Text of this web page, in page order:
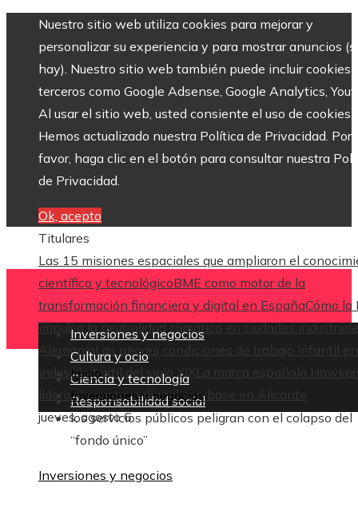
Nuestro sitio web utiliza cookies para mejorar y
personalizar su experiencia y para mostrar anuncios
hay). Nuestro sitio web también puede incluir cookies
terceros como Google Adsense, Google Analytics,
Al usar el sitio web, usted consiente el uso de cookies.
Hemos actualizado nuestra Política de Privacidad. Por
favor, haga clic en el botón para consultar nuestra
de Privacidad.
Ok, acepto
Titulares
Las 15 misiones espaciales que ampliaron el
científico y tecnológicoBME como motor de la
transformación financiera y digital en EspañaCómo la
impulsa la neutralidad climática en ciudades
Alemania Las peores condiciones de trabajo infantil
industria textil del siglo XIX
La marca española
lidera el comercio digital con base en Alicante
jueves, agosto 6
Inversiones y negocios
Cultura y ocio
Ciencia y tecnología
Responsabilidad social
Inicio
Inversiones y negocios
los servicios públicos peligran con el colapso del
“fondo único”
Inversiones y negocios